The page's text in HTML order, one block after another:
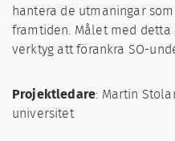
hantera de utmaningar
framtiden. Målet med
verktyg att förankra SO-
Projektledare: Martin
universitet